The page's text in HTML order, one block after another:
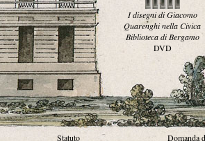
I disegni di Giacomo
Quarenghi nella Civica
Biblioteca di Bergamo
DVD
Statuto Domanda